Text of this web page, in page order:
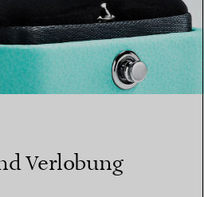
Verlobung